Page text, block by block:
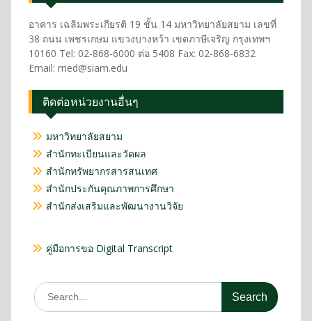
อาคาร เฉลิมพระเกียรติ 19 ชั้น 14 มหาวิทยาลัยสยาม เลขที่
38 ถนน เพชรเกษม แขวงบางหว้า เขตภาษีเจริญ กรุงเทพฯ
10160 Tel: 02-868-6000 ต่อ 5408 Fax: 02-868-6832
Email: med@siam.edu
ติดต่อหน่วยงานอื่นๆ
มหาวิทยาลัยสยาม
สำนักทะเบียนและวัดผล
สำนักทรัพยากรสารสนเทศ
สำนักประกันคุณภาพการศึกษา
สำนักส่งเสริมและพัฒนางานวิจัย
คู่มือการขอ Digital Transcript